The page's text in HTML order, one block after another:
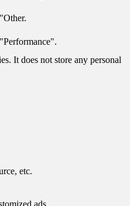
It does not store any personal
etc.
ads.